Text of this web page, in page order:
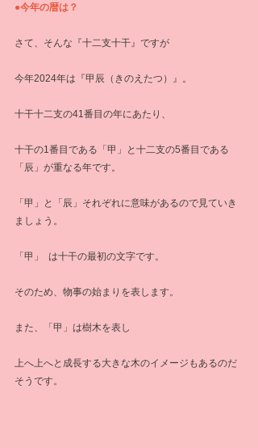
●今年の暦は？
さて、そんな『十二支十干』ですが
今年2024年は『甲辰（きのえたつ）』。
十干十二支の41番目の年にあたり、
十干の1番目である「甲」と十二支の5番目である
「辰」が重なる年です。
「甲」と「辰」それぞれに意味があるので見ていき
ましょう。
「甲」  は十干の最初の文字です。
そのため、物事の始まりを表します。
また、「甲」は樹木を表し
上へ上へと成長する大きな木のイメージもあるのだ
そうです。